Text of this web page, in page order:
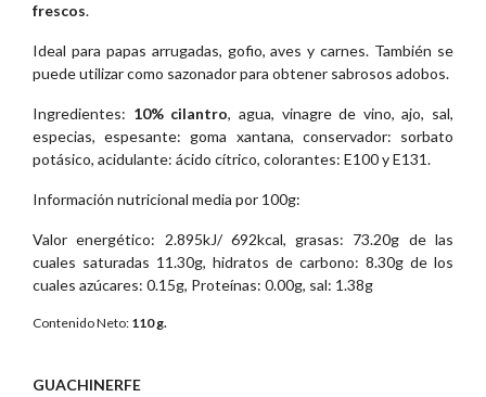
frescos.
Ideal para papas arrugadas, gofio, aves y carnes. También se
puede utilizar como sazonador para obtener sabrosos adobos.
Ingredientes: 10% cilantro, agua, vinagre de vino, ajo, sal,
especias, espesante: goma xantana, conservador: sorbato
potásico, acidulante: ácido cítrico, colorantes: E100 y E131.
Información nutricional media por 100g:
Valor energético: 2.895kJ/ 692kcal, grasas: 73.20g de las
cuales saturadas 11.30g, hidratos de carbono: 8.30g de los
cuales azúcares: 0.15g, Proteínas: 0.00g, sal: 1.38g
Contenido Neto: 110 g.
GUACHINERFE